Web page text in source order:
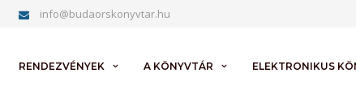
info@budaorskonyvtar.hu
RENDEZVÉNYEK A KÖNYVTÁR ELEKTRONIKUS